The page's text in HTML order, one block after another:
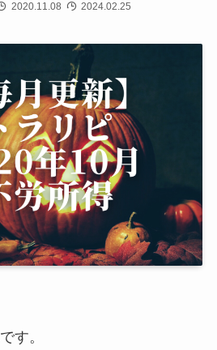
2020.11.08 2024.02.25
す。